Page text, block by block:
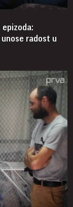
epizoda:
radost u